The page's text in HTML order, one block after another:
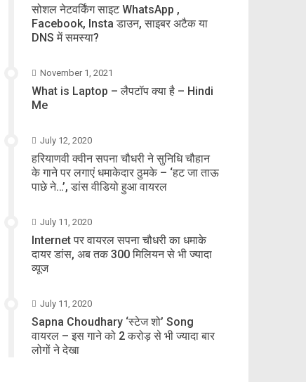
सोशल नेटवर्किंग साइट WhatsApp ,
Facebook, Insta डाउन, साइबर अटैक या
DNS में समस्या?
November 1, 2021
What is Laptop – लैपटॉप क्या है – Hindi
Me
July 12, 2020
हरियाणवी क्वीन सपना चौधरी ने सुनिधि चौहान
के गाने पर लगाएं धमाकेदार ठुमके – ‘हट जा ताऊ
पाछे ने…’, डांस वीडियो हुआ वायरल
July 11, 2020
Internet पर वायरल सपना चौधरी का धमाके
दायर डांस, अब तक 300 मिलियन से भी ज्यादा
व्यूज
July 11, 2020
Sapna Choudhary ‘स्टेज शो’ Song
वायरल – इस गाने को 2 करोड़ से भी ज्यादा बार
लोगों ने देखा